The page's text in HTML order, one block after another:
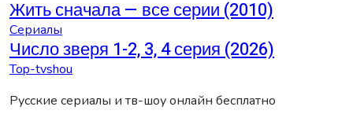
Жить сначала — все серии (2010)
Сериалы
Число зверя 1-2, 3, 4 серия (2026)
Top-tvshou
Русские сериалы и тв-шоу онлайн бесплатно